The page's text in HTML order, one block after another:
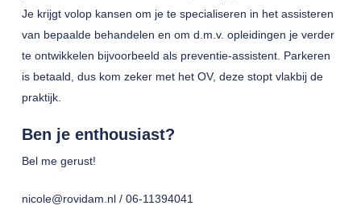
Je krijgt volop kansen om je te specialiseren in het assisteren
van bepaalde behandelen en om d.m.v. opleidingen je verder
te ontwikkelen bijvoorbeeld als preventie-assistent. Parkeren
is betaald, dus kom zeker met het OV, deze stopt vlakbij de
praktijk.
Ben je enthousiast?
Bel me gerust!
nicole@rovidam.nl / 06-11394041